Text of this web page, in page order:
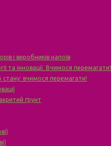
і виробників напоїв
та інновації. Вчимося перемагати!
стану: вчимося перемагати!
ґрунт